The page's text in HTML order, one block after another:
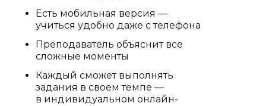
Есть мобильная версия —
учиться удобно даже с телефона
Каждый сможет выполнять
задания в своем темпе —
в индивидуальном онлайн-
Преподаватель объяснит все
сложные моменты